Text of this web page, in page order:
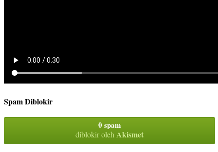
Spam Diblokir
0 spam
diblokir olehAkismet